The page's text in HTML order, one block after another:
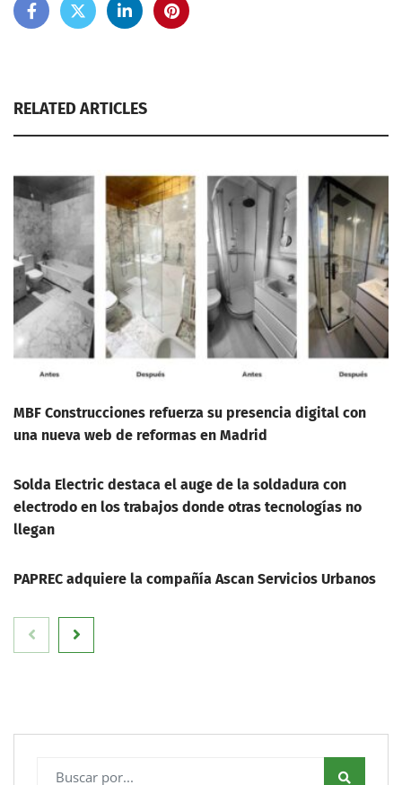
RELATED ARTICLES
MBF Construcciones refuerza su presencia digital con
una nueva web de reformas en Madrid
Solda Electric destaca el auge de la soldadura con
electrodo en los trabajos donde otras tecnologías no
llegan
PAPREC adquiere la compañía Ascan Servicios Urbanos